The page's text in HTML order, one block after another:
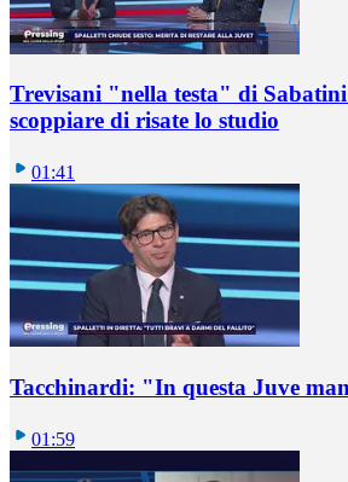
Trevisani "nella testa" di
scoppiare di risate lo studio
01:41
Tacchinardi: "In questa Juve
01:59